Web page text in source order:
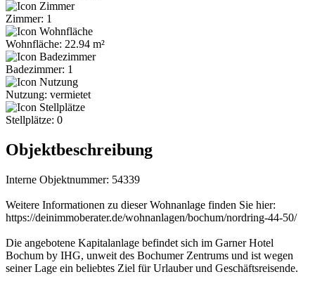
Zimmer: 1
Wohnfläche: 22.94 m²
Badezimmer: 1
Nutzung: vermietet
Stellplätze: 0
Objektbeschreibung
Interne Objektnummer: 54339
Weitere Informationen zu dieser Wohnanlage finden Sie hier:
https://deinimmoberater.de/wohnanlagen/bochum/nordring-44-50/
Die angebotene Kapitalanlage befindet sich im Garner Hotel
Bochum by IHG, unweit des Bochumer Zentrums und ist wegen
seiner Lage ein beliebtes Ziel für Urlauber und Geschäftsreisende.